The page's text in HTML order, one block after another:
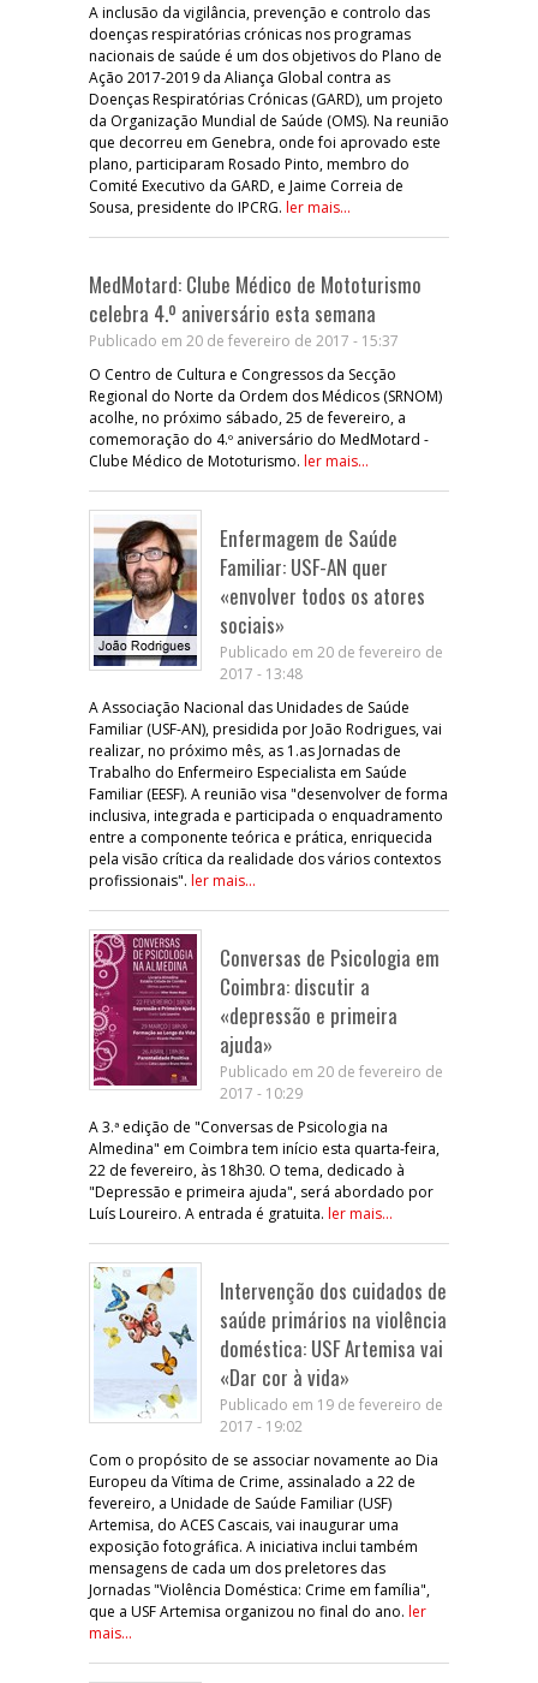
A inclusão da vigilância, prevenção e controlo das
doenças respiratórias crónicas nos programas
nacionais de saúde é um dos objetivos do Plano de
Ação 2017-2019 da Aliança Global contra as
Doenças Respiratórias Crónicas (GARD), um projeto
da Organização Mundial de Saúde (OMS). Na reunião
que decorreu em Genebra, onde foi aprovado este
plano, participaram Rosado Pinto, membro do
Comité Executivo da GARD, e Jaime Correia de
Sousa, presidente do IPCRG. ler mais...
MedMotard: Clube Médico de Mototurismo
celebra 4.º aniversário esta semana
Publicado em 20 de fevereiro de 2017 - 15:37
O Centro de Cultura e Congressos da Secção
Regional do Norte da Ordem dos Médicos (SRNOM)
acolhe, no próximo sábado, 25 de fevereiro, a
comemoração do 4.º aniversário do MedMotard -
Clube Médico de Mototurismo. ler mais...
Enfermagem de Saúde
Familiar: USF-AN quer
«envolver todos os atores
sociais»
Publicado em 20 de fevereiro de
2017 - 13:48
A Associação Nacional das Unidades de Saúde
Familiar (USF-AN), presidida por João Rodrigues, vai
realizar, no próximo mês, as 1.as Jornadas de
Trabalho do Enfermeiro Especialista em Saúde
Familiar (EESF). A reunião visa "desenvolver de forma
inclusiva, integrada e participada o enquadramento
entre a componente teórica e prática, enriquecida
pela visão crítica da realidade dos vários contextos
profissionais". ler mais...
Conversas de Psicologia em
Coimbra: discutir a
«depressão e primeira
ajuda»
Publicado em 20 de fevereiro de
2017 - 10:29
A 3.ª edição de "Conversas de Psicologia na
Almedina" em Coimbra tem início esta quarta-feira,
22 de fevereiro, às 18h30. O tema, dedicado à
"Depressão e primeira ajuda", será abordado por
Luís Loureiro. A entrada é gratuita. ler mais...
Intervenção dos cuidados de
saúde primários na violência
doméstica: USF Artemisa vai
«Dar cor à vida»
Publicado em 19 de fevereiro de
2017 - 19:02
Com o propósito de se associar novamente ao Dia
Europeu da Vítima de Crime, assinalado a 22 de
fevereiro, a Unidade de Saúde Familiar (USF)
Artemisa, do ACES Cascais, vai inaugurar uma
exposição fotográfica. A iniciativa inclui também
mensagens de cada um dos preletores das
Jornadas "Violência Doméstica: Crime em família",
que a USF Artemisa organizou no final do ano. ler
mais...